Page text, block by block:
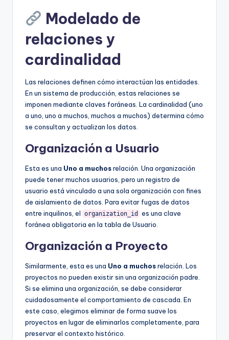
Modelado de
relaciones y
cardinalidad
Las relaciones definen cómo interactúan las entidades.
En un sistema de producción, estas relaciones se
imponen mediante claves foráneas. La cardinalidad (uno
a uno, uno a muchos, muchos a muchos) determina cómo
se consultan y actualizan los datos.
Organización a Usuario
Esta es una Uno a muchosrelación. Una organización
puede tener muchos usuarios, pero un registro de
usuario está vinculado a una sola organización con fines
de aislamiento de datos. Para evitar fugas de datos
entre inquilinos, el organization_id
es una clave
foránea obligatoria en la tabla de Usuario.
Organización a Proyecto
Similarmente, esta es una Uno a muchosrelación. Los
proyectos no pueden existir sin una organización padre.
Si se elimina una organización, se debe considerar
cuidadosamente el comportamiento de cascada. En
este caso, elegimos eliminar de forma suave los
proyectos en lugar de eliminarlos completamente, para
preservar el contexto histórico.